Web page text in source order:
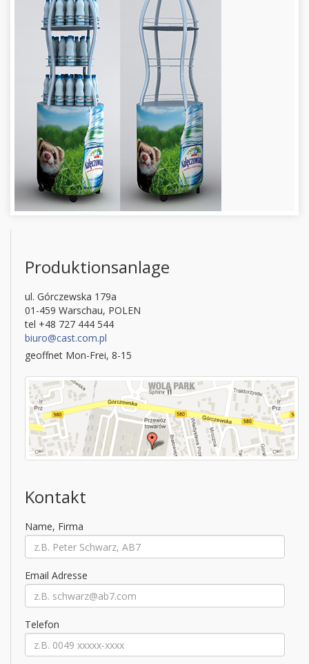
Produktionsanlage
ul. Górczewska 179a
01-459 Warschau, POLEN
tel +48 727 444 544
biuro@cast.com.pl
geoffnet Mon-Frei, 8-15
Kontakt
Name, Firma
Email Adresse
Telefon